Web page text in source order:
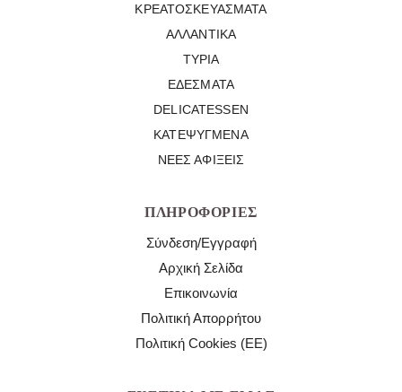
ΚΡΕΑΤΟΣΚΕΥΆΣΜΑΤΑ
ΑΛΛΑΝΤΙΚΆ
ΤΥΡΙΆ
ΕΔΈΣΜΑΤΑ
DELICATESSEN
ΚΑΤΕΨΥΓΜΈΝΑ
ΝΈΕΣ ΑΦΊΞΕΙΣ
ΠΛΗΡΟΦΟΡΊΕΣ
Σύνδεση/Εγγραφή
Αρχική Σελίδα
Επικοινωνία
Πολιτική Απορρήτου
Πολιτική Cookies (ΕΕ)